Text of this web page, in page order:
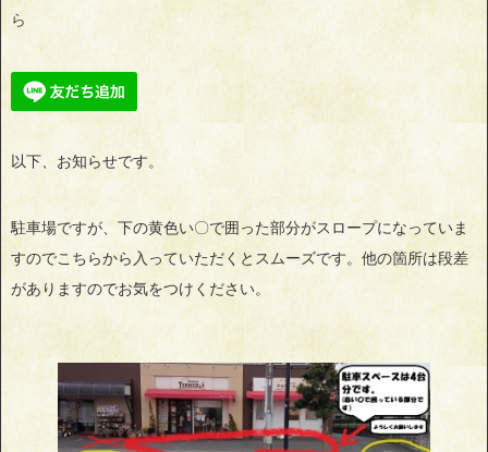
ら
以下、お知らせです。
駐車場ですが、下の黄色い〇で囲った部分がスロープになっていま
すのでこちらから入っていただくとスムーズです。他の箇所は段差
がありますのでお気をつけください。